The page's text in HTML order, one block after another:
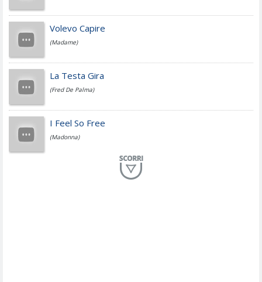
Jovanotti
Fedez
Simone Cristicchi
Volevo Capire
(Madame)
La Testa Gira
(Fred De Palma)
I Feel So Free
(Madonna)